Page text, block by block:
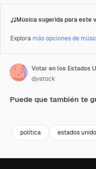
Música sugerida para este
Explora más opciones de
Votar en los Estados
djvstock
Puede que también te
política estados